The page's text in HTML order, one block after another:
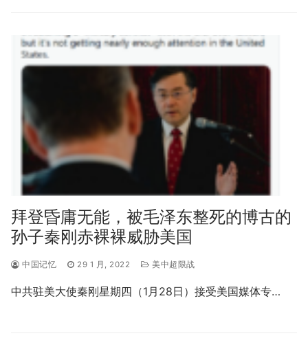
拜登昏庸无能，被毛泽东整死的博古的
孙子秦刚赤裸裸威胁美国
中国记忆 29 1 月, 2022 美中超限战
中共驻美大使秦刚星期四（1月28日）接受美国媒体专…